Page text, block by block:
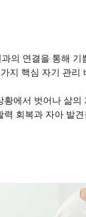
의 연결을 통해
지 핵심 자기 관리
에서 벗어나 삶
회복과 자아 발